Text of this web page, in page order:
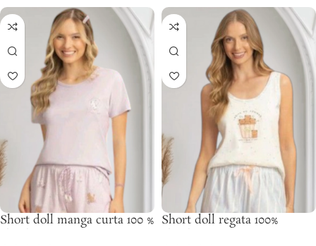
Short doll manga curta 100 % Short doll regata 100%